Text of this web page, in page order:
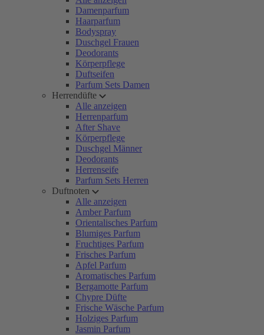
Damenparfum
Haarparfum
Bodyspray
Duschgel Frauen
Deodorants
Körperpflege
Duftseifen
Parfum Sets Damen
Herrendüfte
Alle anzeigen
Herrenparfum
After Shave
Körperpflege
Duschgel Männer
Deodorants
Herrenseife
Parfum Sets Herren
Duftnoten
Alle anzeigen
Amber Parfum
Orientalisches Parfum
Blumiges Parfum
Fruchtiges Parfum
Frisches Parfum
Apfel Parfum
Aromatisches Parfum
Bergamotte Parfum
Chypre Düfte
Frische Wäsche Parfum
Holziges Parfum
Jasmin Parfum